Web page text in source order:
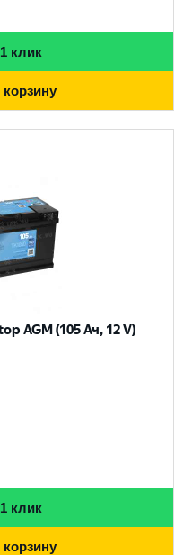
клик
AGM (105 Ач, 12 V)
клик